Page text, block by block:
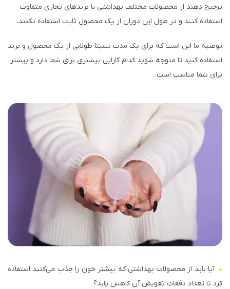
ترجیح دهند از محصولات مختلف بهداشتی با برندهای تجاری متفاوت
استفاده کنند و در طول این دوران از یک محصول ثابت استفاده نکنند.
توصیه ما این است که برای یک مدت نسبتا طولانی از یک محصول و برند
استفاده کنید تا متوجه شوید کدام کارایی بیش­تری برای شما دارد و بیش­تر
برای شما مناسب است.
آیا باید از محصولات بهداشتی که بیش­تر خون را جذب می­‌کنند استفاده
کرد تا تعداد دفعات تعویض آن کاهش یابد؟